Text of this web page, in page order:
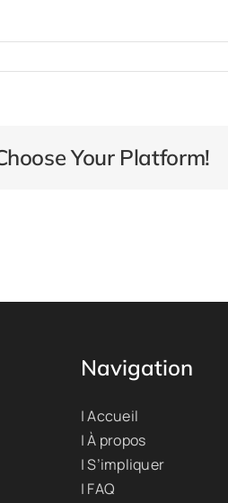
Your Platform!
Navigation
| Accueil
| À propos
| S’impliquer
| FAQ